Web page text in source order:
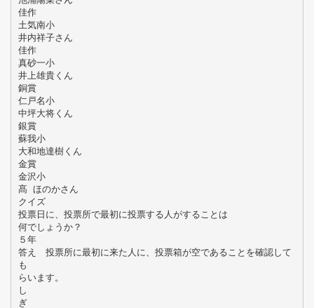
佳作
土気南小
井内祥子さん
佳作
真砂一小
井上雄貴くん
銅賞
仁戸名小
中坪大将くん
銀賞
蘇我小
大和地達樹くん
金賞
金沢小
髙 ほのかさん
クイズ
投票日に、投票所で最初に投票する人がすることは
何でしょうか？
５年
答え 投票所に最初に来た人に、投票箱が空であることを確認して
も
らいます。
し
ぎ